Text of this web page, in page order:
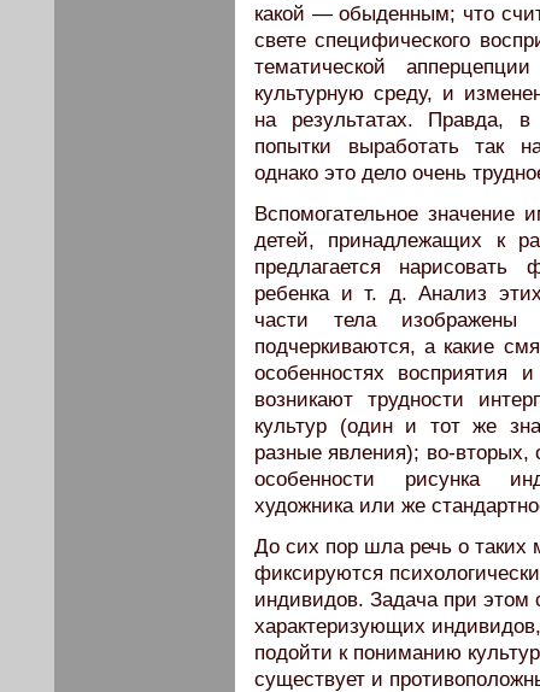
какой — обыденным; что
свете специфического
тематической
культурную среду, и
на результатах. Правда,
попытки выработать так
однако это дело очень
Вспомогательное значение
детей, принадлежащих к
предлагается
ребенка и т. д. Анализ
части тела изображены
подчеркиваются, а какие
особенностях восприятия
возникают трудности
культур (один и тот же
разные явления); во-
особенности рисунка
художника или же
До сих пор шла речь о таких
фиксируются
индивидов. Задача при этом
характеризующих
подойти к пониманию
существует и